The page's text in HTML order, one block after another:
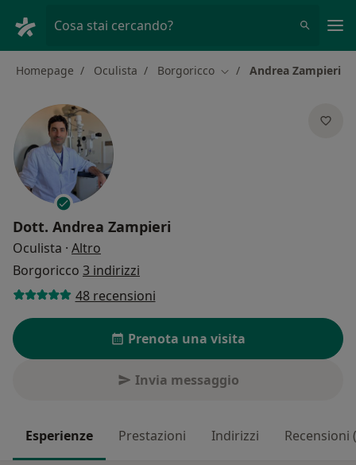
Cosa stai cercando?
Homepage Oculista Borgoricco Cambia città
Andrea Zampieri
Dott. Andrea Zampieri
Oculista · Altro
Borgoricco 3 indirizzi
48 recensioni
Prenota una visita
Invia messaggio
Esperienze Prestazioni Indirizzi Recensioni